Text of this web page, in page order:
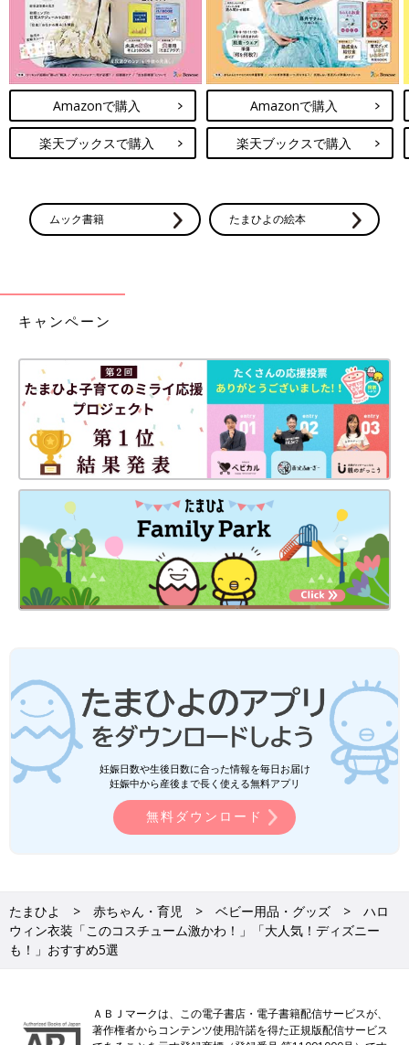
Amazonで購入
楽天ブックスで購入
Amazonで購入
楽天ブックスで購入
ムック書籍 たまひよの絵本
キャンペーン
妊娠日数や生後日数に合った情報を毎日お届け
妊娠中から産後まで長く使える無料アプリ
無料ダウンロード
たまひよ 赤ちゃん・育児 ベビー用品・グッズ
ハロ
ウィン衣装「このコスチューム激かわ！」「大人気！ディズニー
も！」おすすめ5選
ＡＢＪマークは、この電子書店・電子書籍配信サービスが、
著作権者からコンテンツ使用許諾を得た正規版配信サービス